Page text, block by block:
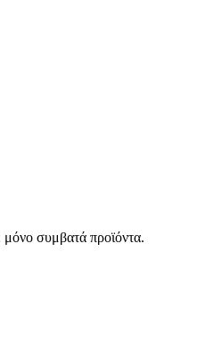
μόνο συμβατά προϊόντα.